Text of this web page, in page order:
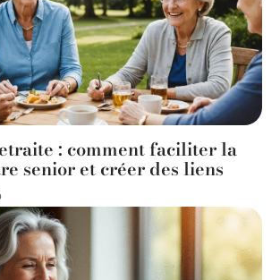
: comment faciliter la
senior et créer des liens